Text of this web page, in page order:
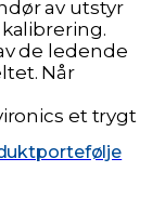
av utstyr
de ledende
Når
et trygt